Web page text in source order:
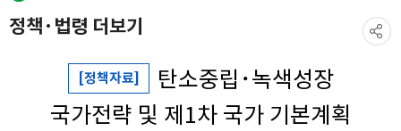
정책·법령 더보기
[정책자료]
탄소중립･녹색성장
국가전략 및 제1차 국가 기본계획